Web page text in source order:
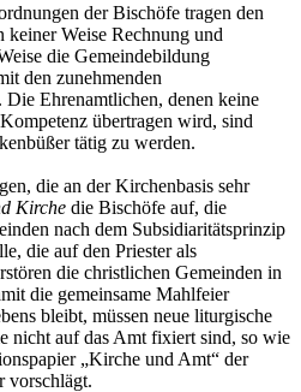
der Bischöfe tragen den
Weise Rechnung und
die Gemeindebildung
den zunehmenden
Ehrenamtlichen, denen keine
übertragen wird, sind
tätig zu werden.
die an der Kirchenbasis sehr
Kirche die Bischöfe auf, die
nach dem Subsidiaritätsprinzip
die auf den Priester als
die christlichen Gemeinden in
die gemeinsame Mahlfeier
bleibt, müssen neue liturgische
nicht auf das Amt fixiert sind, so wie
„Kirche und Amt“ der
vorschlägt.